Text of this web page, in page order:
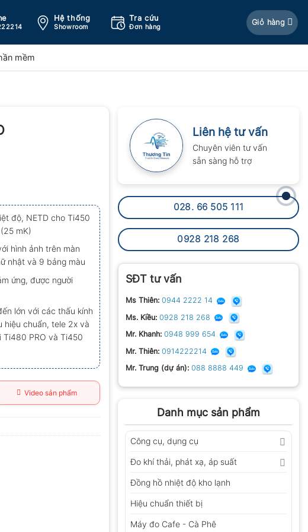
Hệ thống
Showroom
Tra cứu
Đơn hàng
Giỏ hàng
mềm
Liên hệ tư vấn
Chuyên viên tư vấn
sẵn sàng hỗ trợ
028. 66 505 111
0928 218 268
SĐT tư vấn
Ms Thiên: 0944 2222 14
Ms. Kiều: 0928 218 268
Mr. Khanh: 0948 999 654
Mr. Thiên: 0914222214
Mr. Trung (dự án): 088 8888 449
Danh mục sản phẩm
Công cụ, dụng cụ
Đo khí thải, phát xạ, áp suất
Đồng hồ nhiệt độ kho lạnh
Hiệu chuẩn thiết bị
Máy đo Cafe - Cà Phê
độ, NETD cho Ti450
mK)
hình ảnh trên màn
nhật và 9 bảng màu
ứng, được người
lớn với các thấu kính
hiệu chuẩn, tele 2x và
Ti480 PRO và Ti450
Video sản phẩm